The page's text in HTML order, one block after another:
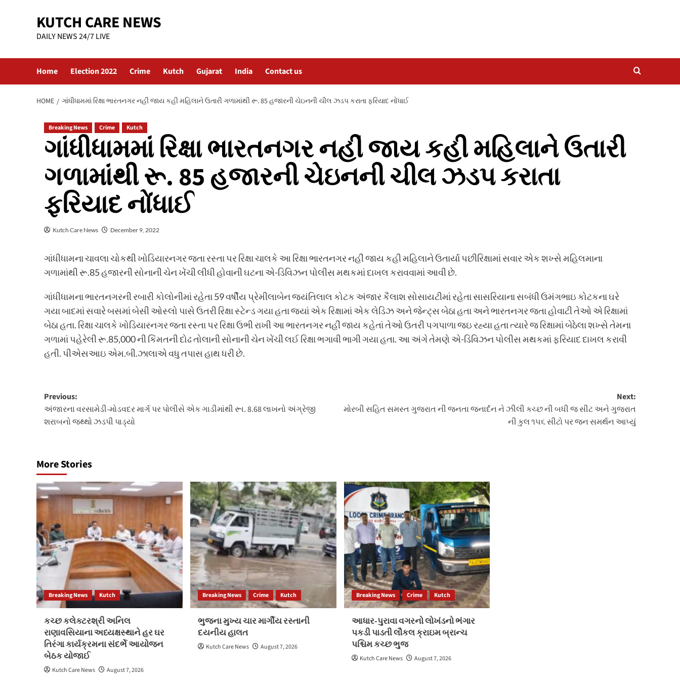
KUTCH CARE NEWS
DAILY NEWS 24/7 LIVE
Home Election 2022 Crime Kutch Gujarat India Contact us
HOME ગાંધીધામમાં રિક્ષા ભારતનગર નહીં જાય કહી મહિલાને ઉતારી ગળામાંથી રૂ. 85 હજારની ચેઇનની ચીલ ઝડપ કરાતા ફરિયાદ નોંધાઈ
Breaking News Crime Kutch
ગાંધીધામમાં રિક્ષા ભારતનગર નહીં જાય કહી મહિલાને ઉતારી
ગળામાંથી રૂ. 85 હજારની ચેઇનની ચીલ ઝડપ કરાતા
ફરિયાદ નોંધાઈ
Kutch Care News December 9, 2022
ગાંધીધામના ચાવલા ચોકથી ખોડિયારનગર જતા રસ્તા પર રિક્ષા ચાલકે આ રિક્ષા ભારતનગર નહીં જાય કહી મહિલાને ઉતાર્યા પછીરિક્ષામાં સવાર એક શખ્સે મહિલમાના
ગળામાંથી રૂ.85 હજારની સોનાની ચેન ખેંચી લીધી હોવાની ઘટના એ-ડિવિઝન પોલીસ મથકમાં દાખલ કરાવવામાં આવી છે.
ગાંધીધામના ભારતનગરની રબારી કોલોનીમાં રહેતા 59 વર્ષીય પ્રેમીલાબેન જયંતિલાલ કોટક અંજાર કૈલાશ સોસાયટીમાં રહેતા સાસરિયાના સબંધી ઉમંગભાઇ કોટકના ઘરે
ગયા બાદમાં સવારે બસમાં બેસી ઓસ્લો પાસે ઉતરી રિક્ષા સ્ટેન્ડ ગયા હતા જ્યાં એક રિક્ષામાં એક લેડિઝ અને જેન્ટ્સ બેઠા હતા અને ભારતનગર જતા હોવાટી તેઓ એ રિક્ષામાં
બેઠા હતા. રિક્ષા ચાલકે ખોડિયારનગર જતા રસ્તા પર રિક્ષા ઉભી રાખી આ ભારતનગર નહીં જાય કહેતાં તેઓ ઉતરી પગપાળા જઇ રહ્યા હતા ત્યારે જ રિક્ષામાં બેઠેલા શખ્સે તેમના
ગળામાં પહેરેલી રૂ.85,000 ની કિંમતની દોઢ તોલાની સોનાની ચેન ખેંચી લઈ રિક્ષા ભગાવી ભાગી ગયા હતા. આ અંગે તેમણે એ-ડિવિઝન પોલીસ મથકમાં ફરિયાદ દાખલ કરાવી
હતી. પીએસઆઇ એમ.બી.ઝાલાએ વધુ તપાસ હાથ ધરી છે.
Post
navigation
Previous:
અંજારના વરસામેડી-મોડવદર માર્ગ પર પોલીસે એક ગાડીમાંથી રૂા. 8.68 લાખનો અંગ્રેજી
શરાબનો જથ્થો ઝડપી પાડ્યો
Next:
મોરબી સહિત સમસ્ત ગુજરાત ની જનતા જનાર્દન ને ઝીલી કચ્છ ની બધી જ સીટ અને ગુજરાત
ની કુલ ૧૫૬ સીટો પર જન સમર્થન આપ્યું
More Stories
Breaking News Kutch
કચ્છ કલેક્ટરશ્રી અનિલ
રાણાવસિયાના અધ્યક્ષસ્થાને હર ઘર
તિરંગા કાર્યક્રમના સંદર્ભે આયોજન
બેઠક યોજાઈ
Kutch Care News August 7, 2026
Breaking News Crime Kutch
ભુજના મુખ્ય ચાર માર્ગીય રસ્તાની
દયનીય હાલત
Kutch Care News August 7, 2026
Breaking News Crime Kutch
આધાર-પુરાવા વગરનો લોખંડનો ભંગાર
પકડી પાડતી લૌકલ ક્રાઇમ બ્રાન્ચ
પશ્ચિમ કચ્છ ભુજ
Kutch Care News August 7, 2026